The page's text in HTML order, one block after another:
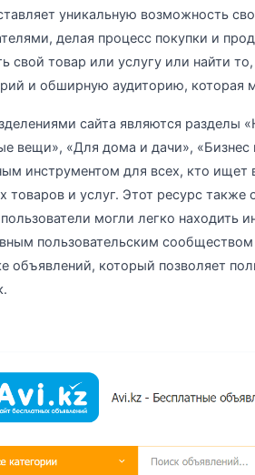
уникальную возможность
делая процесс покупки и
свой товар или услугу или найти
и обширную аудиторию, которая
сайта являются разделы
вещи», «Для дома и дачи», «Бизнес
инструментом для всех, кто
товаров и услуг. Этот ресурс
могли легко
пользовательским
объявлений, который позволяет